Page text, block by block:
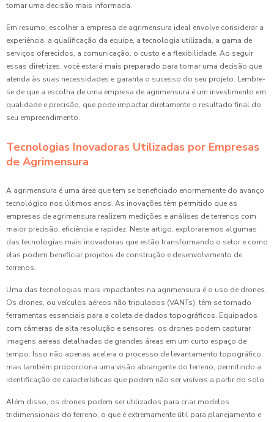
tomar uma decisão mais informada.
Em resumo, escolher a empresa de agrimensura ideal envolve considerar a
experiência, a qualificação da equipe, a tecnologia utilizada, a gama de
serviços oferecidos, a comunicação, o custo e a flexibilidade. Ao seguir
essas diretrizes, você estará mais preparado para tomar uma decisão que
atenda às suas necessidades e garanta o sucesso do seu projeto. Lembre-
se de que a escolha de uma empresa de agrimensura é um investimento em
qualidade e precisão, que pode impactar diretamente o resultado final do
seu empreendimento.
Tecnologias Inovadoras Utilizadas por Empresas
de Agrimensura
A agrimensura é uma área que tem se beneficiado enormemente do avanço
tecnológico nos últimos anos. As inovações têm permitido que as
empresas de agrimensura realizem medições e análises de terrenos com
maior precisão, eficiência e rapidez. Neste artigo, exploraremos algumas
das tecnologias mais inovadoras que estão transformando o setor e como
elas podem beneficiar projetos de construção e desenvolvimento de
terrenos.
Uma das tecnologias mais impactantes na agrimensura é o uso de drones.
Os drones, ou veículos aéreos não tripulados (VANTs), têm se tornado
ferramentas essenciais para a coleta de dados topográficos. Equipados
com câmeras de alta resolução e sensores, os drones podem capturar
imagens aéreas detalhadas de grandes áreas em um curto espaço de
tempo. Isso não apenas acelera o processo de levantamento topográfico,
mas também proporciona uma visão abrangente do terreno, permitindo a
identificação de características que podem não ser visíveis a partir do solo.
Além disso, os drones podem ser utilizados para criar modelos
tridimensionais do terreno, o que é extremamente útil para planejamento e